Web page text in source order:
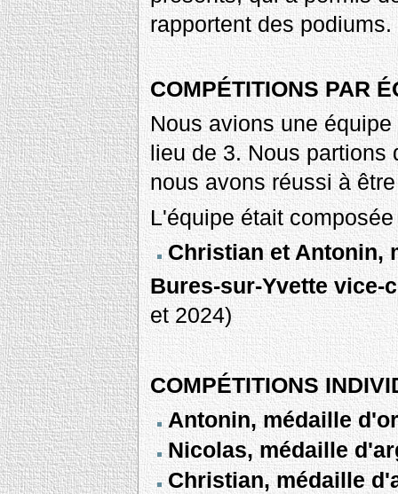
rapportent des podiums.
COMPÉTITIONS PAR
Nous avions une
lieu de 3. Nous partions
nous avons réussi à
L'équipe était
Christian et Antonin,
Bures-sur-Yvette vice-
et 2024)
COMPÉTITIONS
Antonin, médaille
Nicolas, médaille
Christian, médaille